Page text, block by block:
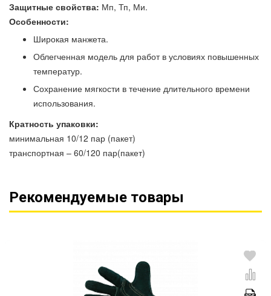
Защитные свойства: Мп, Тп, Ми.
Особенности:
Широкая манжета.
Облегченная модель для работ в условиях повышенных
температур.
Сохранение мягкости в течение длительного времени
использования.
Кратность упаковки:
минимальная 10/12 пар (пакет)
транспортная – 60/120 пар(пакет)
Рекомендуемые товары